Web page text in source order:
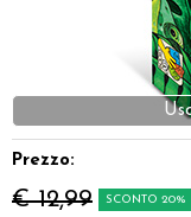
Giocattoli e
Offerte del
Prezzo:
€ 12,99 SCONTO 20%